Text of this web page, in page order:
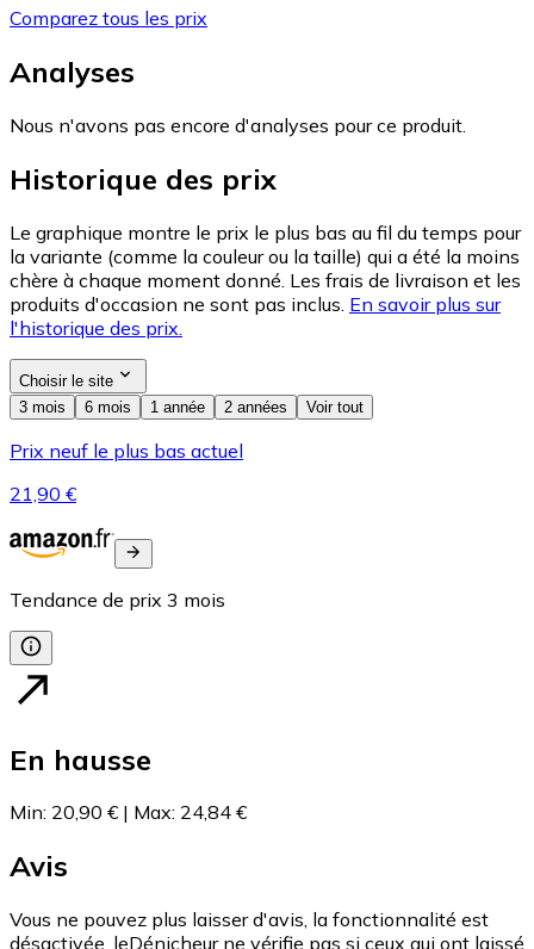
Comparez tous les prix
Analyses
Nous n'avons pas encore d'analyses pour ce produit.
Historique des prix
Le graphique montre le prix le plus bas au fil du temps pour
la variante (comme la couleur ou la taille) qui a été la moins
chère à chaque moment donné. Les frais de livraison et les
produits d'occasion ne sont pas inclus. En savoir plus sur
l'historique des prix.
Choisir le site
3 mois
6 mois 1 année 2 années Voir tout
Prix neuf le plus bas actuel
21,90 €
Tendance de prix 3 mois
En hausse
Min: 20,90 € | Max: 24,84 €
Avis
Vous ne pouvez plus laisser d'avis, la fonctionnalité est
désactivée. leDénicheur ne vérifie pas si ceux qui ont laissé